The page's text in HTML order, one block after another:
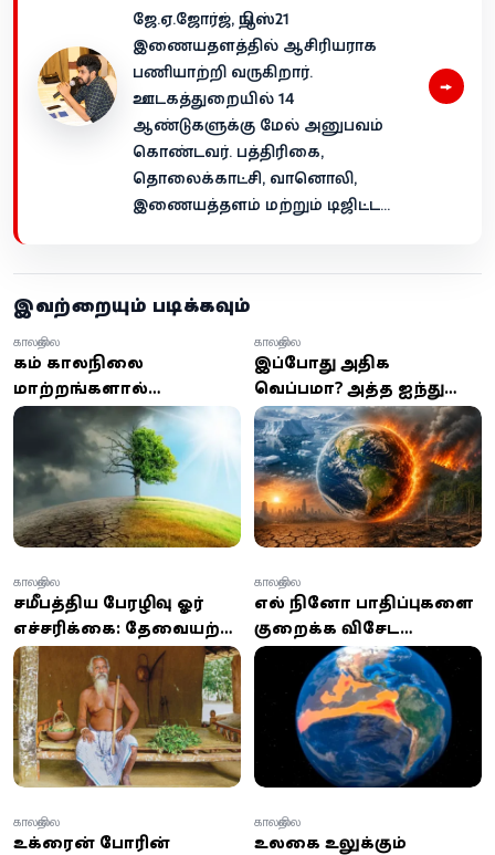
ஜே.ஏ.ஜோர்ஜ், நியூஸ்21
இணையதளத்தில் ஆசிரியராக
பணியாற்றி வருகிறார்.
ஊடகத்துறையில் 14
ஆண்டுகளுக்கு மேல் அனுபவம்
கொண்டவர். பத்திரிகை,
தொலைக்காட்சி, வானொலி,
இணையத்தளம் மற்றும் டிஜிட்ட...
→
இவற்றையும் படிக்கவும்
கடும் காலநிலை
மாற்றங்களால்
பட்டினிகிடக்கும்
குழந்தைகள்!
காலநிலை
இப்போது அதிக
வெப்பமா? அடுத்த ஐந்து
ஆண்டுகள் இந்த
சாதனைகளை
தகர்க்கும்:
அதிர்ச்சியளிக்கும்
ஐ.நா.வின் எச்சரிக்கை
காலநிலை
சமீபத்திய பேரழிவு ஓர்
எச்சரிக்கை: தேவையற்ற
மனித செயல்களின்
விளைவு –
ஆதிவாசிகளின் தலைவர்
காலநிலை
எல் நினோ பாதிப்புகளை
குறைக்க விசேட
அமைச்சரவை உபகுழு
அமைக்க அனுமதி
காலநிலை
உக்ரைன் போரின்
காலநிலை
உலகை உலுக்கும்
காலநிலை